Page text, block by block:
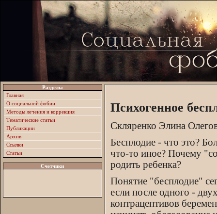
Разделы
Главная
О социальной фобии
Методы лечения и коррекция
Тематические статьи
Публикации
Архив
Ссылки
Статьи
Счетчики
Психогенное
Скляренко Элина
Бесплодие - что это?
что-то иное? Почему
родить ребенка?
Понятие "бесплодие"
если после одного -
контрацептивов